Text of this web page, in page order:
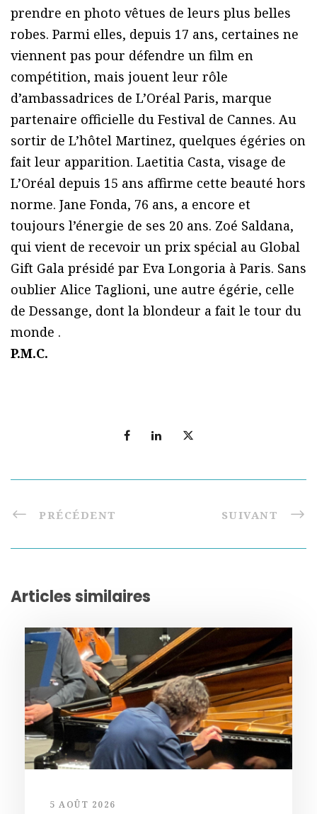
prendre en photo vêtues de leurs plus belles
robes. Parmi elles, depuis 17 ans, certaines ne
viennent pas pour défendre un film en
compétition, mais jouent leur rôle
d’ambassadrices de L’Oréal Paris, marque
partenaire officielle du Festival de Cannes. Au
sortir de L’hôtel Martinez, quelques égéries on
fait leur apparition. Laetitia Casta, visage de
L’Oréal depuis 15 ans affirme cette beauté hors
norme. Jane Fonda, 76 ans, a encore et
toujours l’énergie de ses 20 ans. Zoé Saldana,
qui vient de recevoir un prix spécial au Global
Gift Gala présidé par Eva Longoria à Paris. Sans
oublier Alice Taglioni, une autre égérie, celle
de Dessange, dont la blondeur a fait le tour du
monde .
P.M.C.
PRÉCÉDENT SUIVANT
Articles similaires
5 AOÛT 2026